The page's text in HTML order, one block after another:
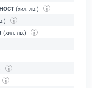
(хил. лв.)
(хил. лв.)